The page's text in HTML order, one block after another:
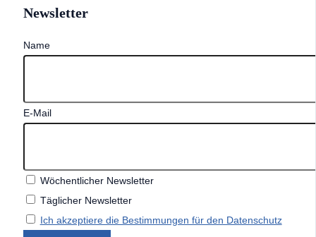
Newsletter
Name
E-Mail
Wöchentlicher Newsletter
Täglicher Newsletter
Ich akzeptiere die Bestimmungen für den Datenschutz